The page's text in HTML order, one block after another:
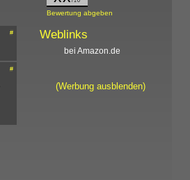
#
#
Bewertung abgeben
Weblinks
bei Amazon.de
(Werbung ausblenden)